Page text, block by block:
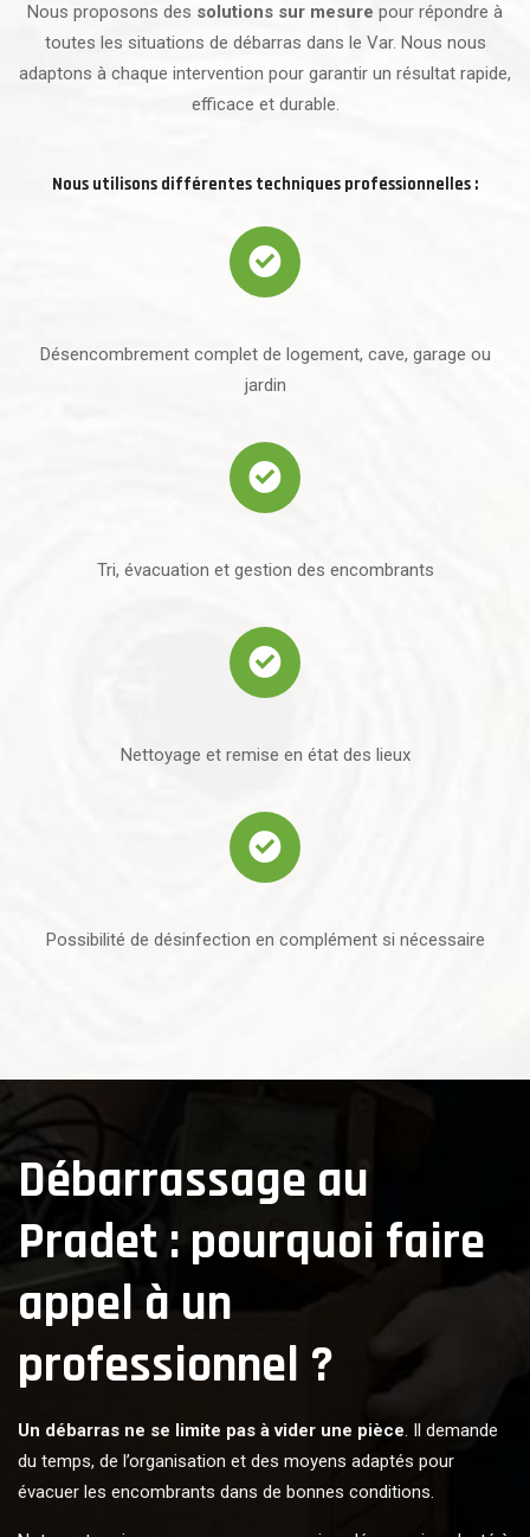
Nous proposons des solutions sur mesure pour répondre à
toutes les situations de débarras dans le Var. Nous nous
adaptons à chaque intervention pour garantir un résultat rapide,
efficace et durable.
Nous utilisons différentes techniques professionnelles :
Désencombrement complet de logement, cave, garage ou
jardin
Tri, évacuation et gestion des encombrants
Nettoyage et remise en état des lieux
Possibilité de désinfection en complément si nécessaire
Débarrassage au
Pradet : pourquoi faire
appel à un
professionnel ?
Un débarras ne se limite pas à vider une pièce. Il demande
du temps, de l’organisation et des moyens adaptés pour
évacuer les encombrants dans de bonnes conditions.